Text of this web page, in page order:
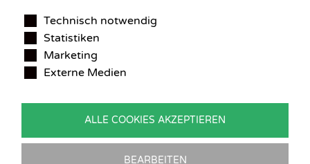
Benedikt Stelzner
Autopflege Stelzner
Kohlgraben 2b
97799 Zeitlofs
Deutschland
service@detailingverliebt.de
Technisch notwendig
Statistiken
Marketing
Externe Medien
ALLE COOKIES AKZEPTIEREN
BEARBEITEN